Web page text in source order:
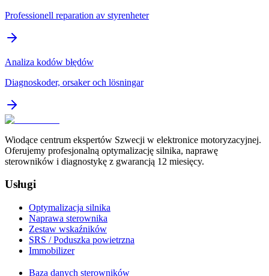
Professionell reparation av styrenheter
Analiza kodów błędów
Diagnoskoder, orsaker och lösningar
Wiodące centrum ekspertów Szwecji w elektronice motoryzacyjnej.
Oferujemy profesjonalną optymalizację silnika, naprawę
sterowników i diagnostykę z gwarancją 12 miesięcy.
Usługi
Optymalizacja silnika
Naprawa sterownika
Zestaw wskaźników
SRS / Poduszka powietrzna
Immobilizer
Baza danych sterowników